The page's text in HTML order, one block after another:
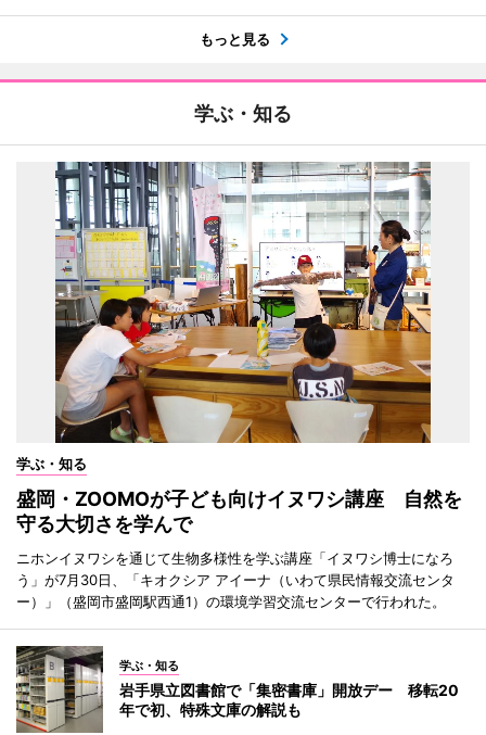
もっと見る
学ぶ・知る
学ぶ・知る
盛岡・ZOOMOが子ども向けイヌワシ講座 自然を
守る大切さを学んで
ニホンイヌワシを通じて生物多様性を学ぶ講座「イヌワシ博士になろ
う」が7月30日、「キオクシア アイーナ（いわて県民情報交流センタ
ー）」（盛岡市盛岡駅西通1）の環境学習交流センターで行われた。
学ぶ・知る
岩手県立図書館で「集密書庫」開放デー 移転20
年で初、特殊文庫の解説も